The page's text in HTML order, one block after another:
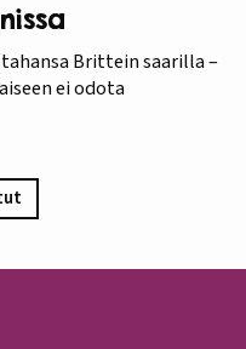
Brittein saarilla –
ei odota